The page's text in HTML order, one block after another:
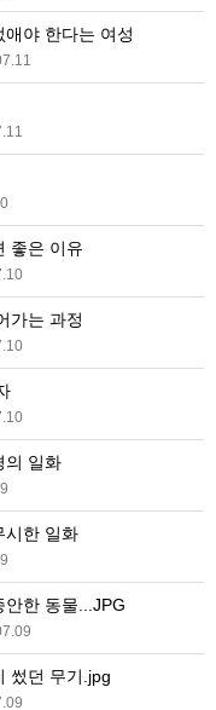
야 한다는 여성
좋은 이유
가는 과정
의 일화
시한 일화
안한 동물...JPG
썼던 무기.jpg